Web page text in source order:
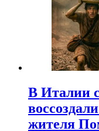
В Италии
жителя